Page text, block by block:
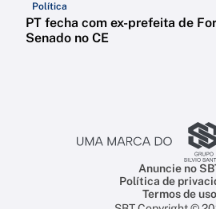
Política
PT fecha com ex-prefeita de
Senado no CE
Anuncie no
Política de
Termos de uso